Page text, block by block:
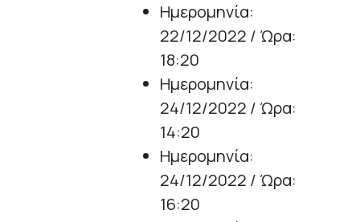
Ημερομηνία:
22/12/2022 / Ώρα:
18:20
Ημερομηνία:
24/12/2022 / Ώρα:
14:20
Ημερομηνία:
24/12/2022 / Ώρα:
16:20